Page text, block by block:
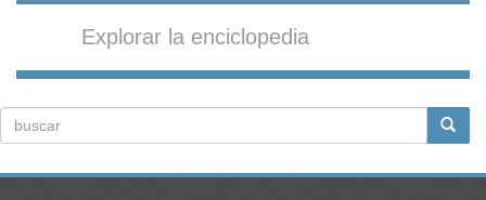
Explorar la enciclopedia